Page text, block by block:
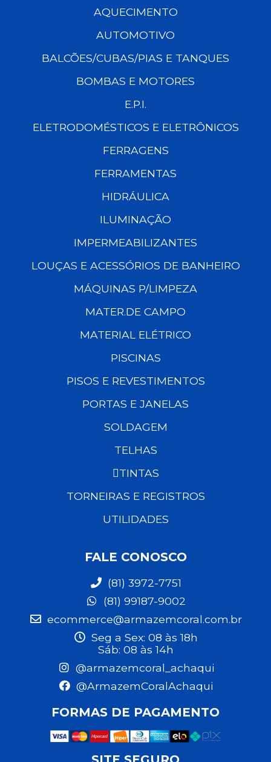
AQUECIMENTO
AUTOMOTIVO
BALCÕES/CUBAS/PIAS E TANQUES
BOMBAS E MOTORES
E.P.I.
ELETRODOMÉSTICOS E ELETRÔNICOS
FERRAGENS
FERRAMENTAS
HIDRÁULICA
ILUMINAÇÃO
IMPERMEABILIZANTES
LOUÇAS E ACESSÓRIOS DE BANHEIRO
MÁQUINAS P/LIMPEZA
MATER.DE CAMPO
MATERIAL ELÉTRICO
PISCINAS
PISOS E REVESTIMENTOS
PORTAS E JANELAS
SOLDAGEM
TELHAS
TINTAS
TORNEIRAS E REGISTROS
UTILIDADES
FALE CONOSCO
(81) 3972-7751
(81) 99187-9002
ecommerce@armazemcoral.com.br
Seg a Sex: 08 às 18h
Sáb: 08 às 14h
@armazemcoral_achaqui
@ArmazemCoralAchaqui
FORMAS DE PAGAMENTO